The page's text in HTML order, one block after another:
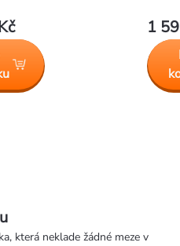
1
která neklade žádné meze v